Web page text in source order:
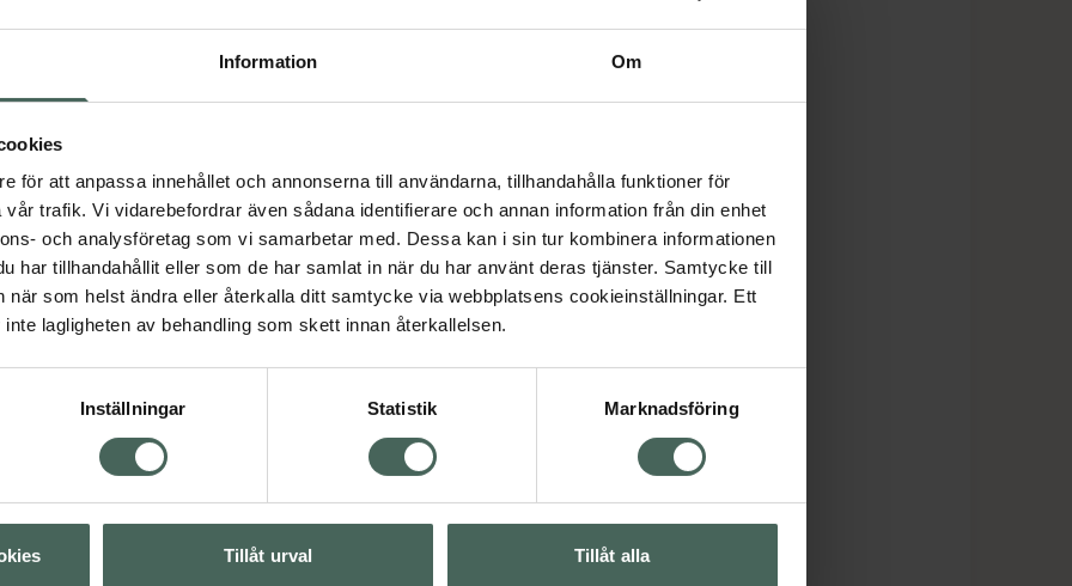
Information Om
för att anpassa innehållet och annonserna till användarna, tillhandahålla funktioner för
trafik. Vi vidarebefordrar även sådana identifierare och annan information från din enhet
och analysföretag som vi samarbetar med. Dessa kan i sin tur kombinera informationen
har tillhandahållit eller som de har samlat in när du har använt deras tjänster. Samtycke till
när som helst ändra eller återkalla ditt samtycke via webbplatsens cookieinställningar. Ett
lagligheten av behandling som skett innan återkallelsen.
Inställningar Statistik Marknadsföring
Tillåt urval Tillåt alla
som det
& Hair Treatment
ett hår som ser
hårstrå. Kitet har
avbrutna hårstrån
bland 230
av SIRS, 2016